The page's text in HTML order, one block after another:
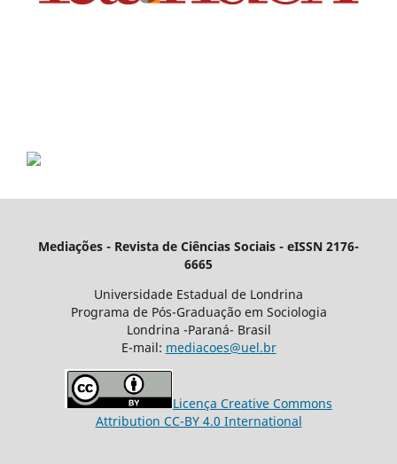
Mediações - Revista de Ciências Sociais - eISSN 2176-
6665
Universidade Estadual de Londrina
Programa de Pós-Graduação em Sociologia
Londrina -Paraná- Brasil
E-mail: mediacoes@uel.br
Licença Creative Commons
Attribution CC-BY 4.0 International